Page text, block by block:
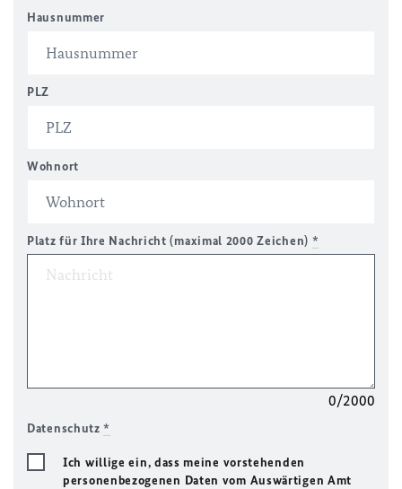
Hausnummer
PLZ
Wohnort
Platz für Ihre Nachricht (maximal 2000 Zeichen) *
0/2000
Datenschutz*
Ich willige ein, dass meine vorstehenden
personenbezogenen Daten vom Auswärtigen Amt